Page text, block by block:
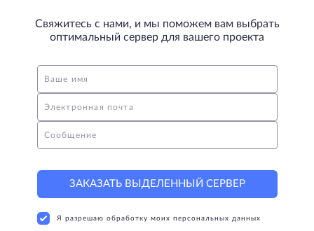
Свяжитесь с нами, и мы поможем вам выбрать
оптимальный сервер для вашего проекта
Ваше имя
Электронная почта
Сообщение
ЗАКАЗАТЬ ВЫДЕЛЕННЫЙ СЕРВЕР
Я разрешаю обработку моих персональных данных